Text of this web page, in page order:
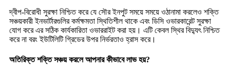
দ্বীপ-বিরোধী সুরক্ষা নিশ্চিত করে যে সৌর ইনপুট সময়ে সময়ে ওঠানামা করলেও শক্তি
সঞ্চয়কারী ইনভার্টারগুলির কর্মক্ষমতা স্থিতিশীল থাকে এবং ডিসি ওভারকারেন্ট সুরক্ষা
যোগ করে এর সঠিক কার্যকারিতা ওভাররাইট করা হয়। এটি কেবল স্থির বিদ্যুৎ নিশ্চিত
করে না বরং ইউটিলিটি গ্রিডের উপর নির্ভরতাও হ্রাস করে।
অতিরিক্ত শক্তি সঞ্চয় করলে আপনার কীভাবে লাভ হয়?